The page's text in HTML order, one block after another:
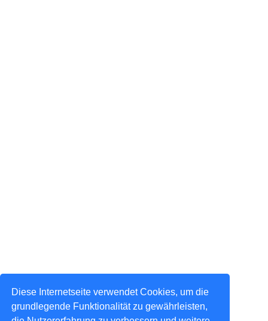
Diese Internetseite verwendet Cookies, um die
grundlegende Funktionalität zu gewährleisten,